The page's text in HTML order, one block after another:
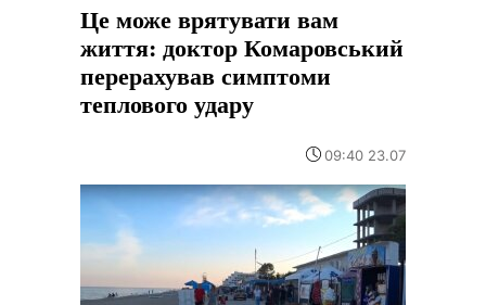
Це може врятувати вам
життя: доктор Комаровський
перерахував симптоми
теплового удару
09:40 23.07